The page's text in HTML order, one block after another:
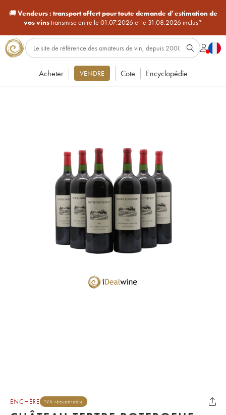
🚚Vendeurs : transport offert pour toute demande d’estimation de
vos vinstransmise entre le 01.07.2026 et le 31.08.2026 inclus*
Acheter VENDRE Cote Encyclopédie
ENCHÈRE TVA récupérable